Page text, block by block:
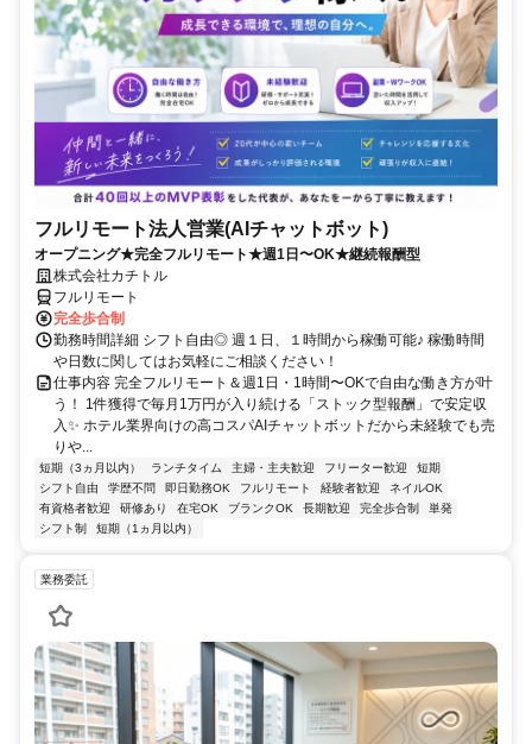
フルリモート法人営業(AIチャットボット)
オープニング★完全フルリモート★週1日〜OK★継続報酬型
株式会社カチトル
フルリモート
完全歩合制
勤務時間詳細 シフト自由◎ 週１日、１時間から稼働可能♪ 稼働時間
や日数に関してはお気軽にご相談ください！
仕事内容 完全フルリモート＆週1日・1時間〜OKで自由な働き方が叶
う！ 1件獲得で毎月1万円が入り続ける「ストック型報酬」で安定収
入✨ ホテル業界向けの高コスパAIチャットボットだから未経験でも売
りや...
短期（3ヵ月以内） ランチタイム 主婦・主夫歓迎 フリーター歓迎
短期
シフト自由
学歴不問 即日勤務OK フルリモート 経験者歓迎
ネイルOK
有資格者歓迎
研修あり 在宅OK ブランクOK 長期歓迎 完全歩合制
単発
シフト制
短期（1ヵ月以内）
業務委託